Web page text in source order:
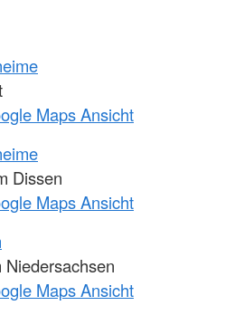
Maps Ansicht
Dissen
Maps Ansicht
Maps Ansicht